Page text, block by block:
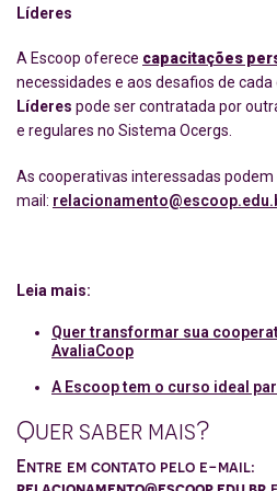
Líderes
A Escoop oferece capacitações
necessidades e aos desafios de
Líderes pode ser contratada por
e regulares no Sistema Ocergs.
As cooperativas interessadas
mail:
Leia mais:
Quer transformar sua
AvaliaCoop
A Escoop tem o curso ideal
Quer saber mais?
Entre em contato pelo e-mail: